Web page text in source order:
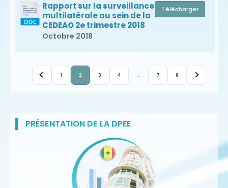
Rapport sur la surveillance
multilatérale au sein de la
CEDEAO 2e trimestre 2018
Octobre 2018
Télécharger
1 2 3 4 … 7 8
PRÉSENTATION DE LA DPEE